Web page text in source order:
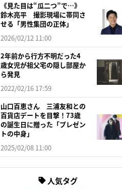
《見た目は“瓜二つ”で…》
鈴木亮平 撮影現場に帯同さ
せる「男性集団の正体」
2026/02/12 11:00
2年前から行方不明だった4
歳女児が祖父宅の隠し部屋か
ら発見
2022/02/16 17:59
山口百恵さん 三浦友和との
百貨店デートを目撃！73歳
の誕生日に贈った「プレゼン
トの中身」
2025/02/08 11:00
人気タグ